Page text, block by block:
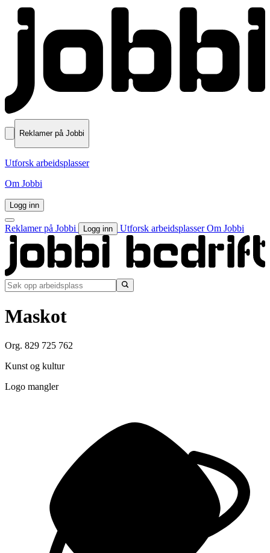
Reklamer på Jobbi
Utforsk arbeidsplasser
Om Jobbi
Logg inn
Reklamer på Jobbi Logg inn Utforsk arbeidsplasserOm Jobbi
Maskot
Org. 829 725 762
Kunst og kultur
Logo mangler